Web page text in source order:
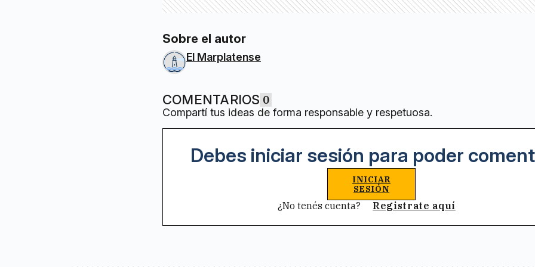
Sobre el autor
El Marplatense
COMENTARIOS 0
Compartí tus ideas de forma responsable y respetuosa.
Debes iniciar sesión para poder
INICIAR
SESIÓN
¿No tenés cuenta? Registrate aquí